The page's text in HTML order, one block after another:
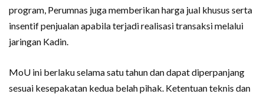
program, Perumnas juga memberikan harga jual khusus serta
insentif penjualan apabila terjadi realisasi transaksi melalui
jaringan Kadin.
MoU ini berlaku selama satu tahun dan dapat diperpanjang
sesuai kesepakatan kedua belah pihak. Ketentuan teknis dan